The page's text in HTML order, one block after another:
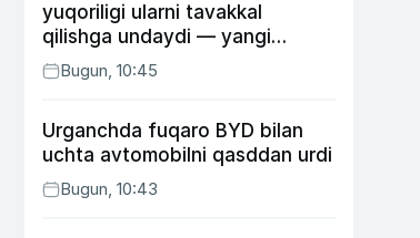
yuqoriligi ularni tavakkal
qilishga undaydi — yangi
tadqiqot
Bugun, 10:45
Urganchda fuqaro BYD bilan
uchta avtomobilni qasddan urdi
Bugun, 10:43